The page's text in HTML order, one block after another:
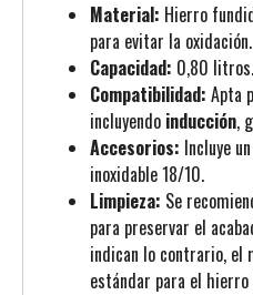
Material: Hierro
para evitar la oxidación.
Capacidad: 0,80 litros.
Compatibilidad: Apta
incluyendo inducción,
Accesorios: Incluye
inoxidable 18/10.
Limpieza: Se
para preservar el
indican lo contrario, el
estándar para el